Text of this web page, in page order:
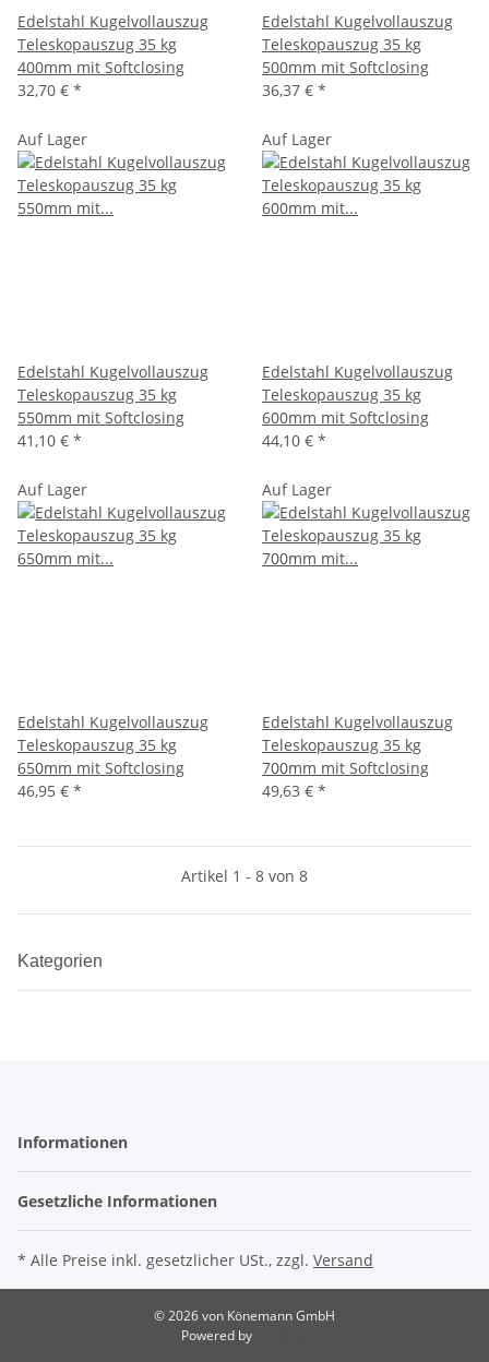
Edelstahl Kugelvollauszug
Teleskopauszug 35 kg
400mm mit Softclosing
32,70 € *
Edelstahl Kugelvollauszug
Teleskopauszug 35 kg
500mm mit Softclosing
36,37 € *
Auf Lager
Edelstahl Kugelvollauszug
Teleskopauszug 35 kg
550mm mit Softclosing
41,10 € *
Auf Lager
Edelstahl Kugelvollauszug
Teleskopauszug 35 kg
600mm mit Softclosing
44,10 € *
Auf Lager
Edelstahl Kugelvollauszug
Teleskopauszug 35 kg
650mm mit Softclosing
46,95 € *
Auf Lager
Edelstahl Kugelvollauszug
Teleskopauszug 35 kg
700mm mit Softclosing
49,63 € *
Artikel 1 - 8 von 8
Kategorien
Informationen
Gesetzliche Informationen
* Alle Preise inkl. gesetzlicher USt., zzgl. Versand
© 2026 von Könemann GmbH
Powered by